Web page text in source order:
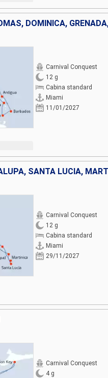
Carnival Conquest
12 g
Cabina standard
Miami
11/01/2027
Carnival Conquest
12 g
Cabina standard
Miami
29/11/2027
Carnival Conquest
4 g